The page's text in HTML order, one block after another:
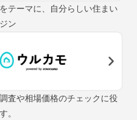
テーマに、自分らしい住まい
ン
査や相場価格のチェックに役
。